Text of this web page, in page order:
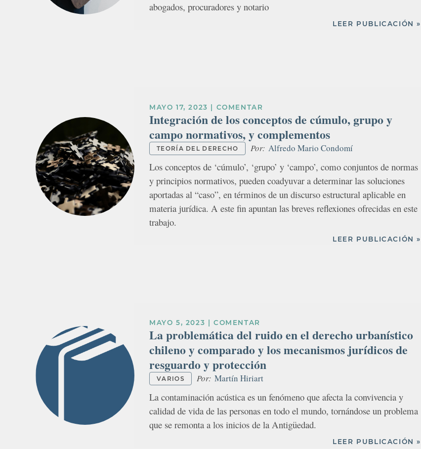
abogados, procuradores y notario
LEER PUBLICACIÓN »
MAYO 17, 2023 COMENTAR
Integración de los conceptos de cúmulo, grupo y
campo normativos, y complementos
TEORÍA DEL DERECHO Por:Alfredo Mario Condomí
Los conceptos de ‘cúmulo’, ‘grupo’ y ‘campo’, como conjuntos de normas
y principios normativos, pueden coadyuvar a determinar las soluciones
aportadas al “caso”, en términos de un discurso estructural aplicable en
materia jurídica. A este fin apuntan las breves reflexiones ofrecidas en este
trabajo.
LEER PUBLICACIÓN »
MAYO 5, 2023 |COMENTAR
La problemática del ruido en el derecho urbanístico
chileno y comparado y los mecanismos jurídicos de
resguardo y protección
VARIOS Por: Martín Hiriart
La contaminación acústica es un fenómeno que afecta la convivencia y
calidad de vida de las personas en todo el mundo, tornándose un problema
que se remonta a los inicios de la Antigüedad.
LEER PUBLICACIÓN »